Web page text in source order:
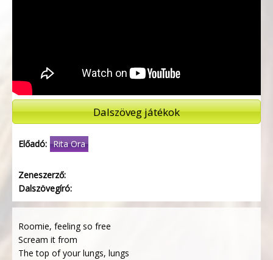
Dalszöveg játékok
Előadó: Rita Ora
Zeneszerző:
Dalszövegíró:
Roomie, feeling so free
Scream it from
The top of your lungs, lungs